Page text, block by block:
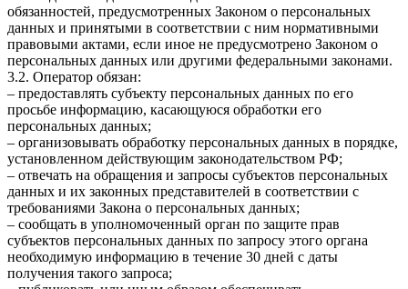
обязанностей, предусмотренных Законом о персональных
данных и принятыми в соответствии с ним нормативными
правовыми актами, если иное не предусмотрено Законом о
персональных данных или другими федеральными законами.
3.2. Оператор обязан:
– предоставлять субъекту персональных данных по его
просьбе информацию, касающуюся обработки его
персональных данных;
– организовывать обработку персональных данных в порядке,
установленном действующим законодательством РФ;
– отвечать на обращения и запросы субъектов персональных
данных и их законных представителей в соответствии с
требованиями Закона о персональных данных;
– сообщать в уполномоченный орган по защите прав
субъектов персональных данных по запросу этого органа
необходимую информацию в течение 30 дней с даты
получения такого запроса;